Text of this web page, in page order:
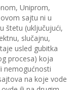
Uniprom,
sajtu ni u
štetu (uključujući,
slučajnu,
usled gubitka
procesa) koja
nemogućnosti
na koje vode